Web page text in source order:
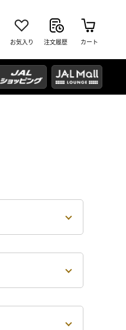
お気入り 注文履歴 カート